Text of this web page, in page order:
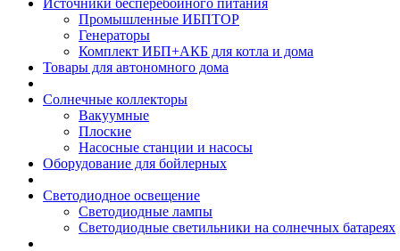
Источники бесперебойного питания
Промышленные ИБПTOP
Генераторы
Комплект ИБП+АКБ для котла и дома
Товары для автономного дома
Солнечные коллекторы
Вакуумные
Плоские
Насосные станции и насосы
Оборудование для бойлерных
Светодиодное освещение
Светодиодные лампы
Светодиодные светильники на солнечных батареях